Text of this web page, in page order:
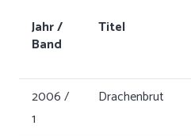
Jahr /
Band
Titel
2006 /
1
Drachenbrut